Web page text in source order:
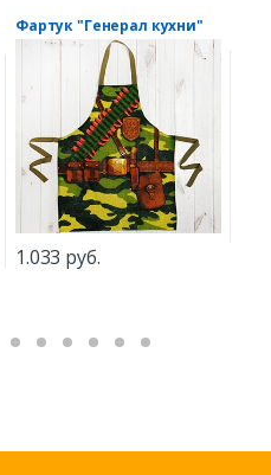
Фартук "Генерал кухни"
1.033 руб.